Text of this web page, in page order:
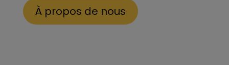
À propos de nous